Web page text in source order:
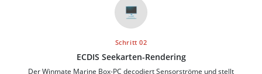
🖥️
Schritt 02
ECDIS Seekarten-Rendering
Der Winmate Marine Box-PC decodiert Sensorströme und stellt